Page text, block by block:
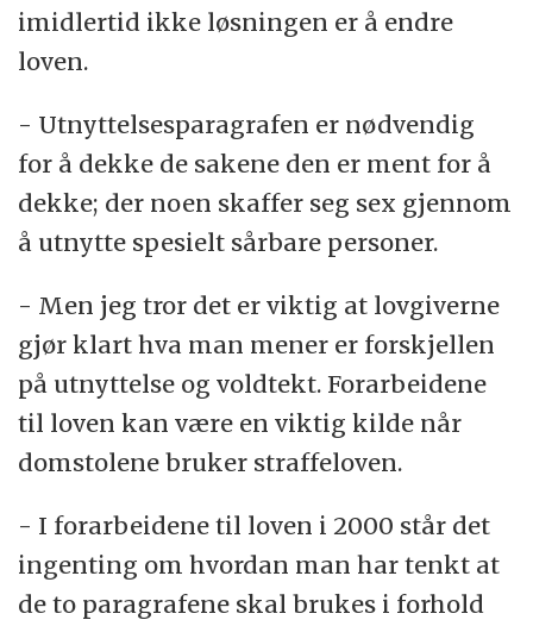
imidlertid ikke løsningen er å endre
loven.
- Utnyttelsesparagrafen er nødvendig
for å dekke de sakene den er ment for å
dekke; der noen skaffer seg sex gjennom
å utnytte spesielt sårbare personer.
- Men jeg tror det er viktig at lovgiverne
gjør klart hva man mener er forskjellen
på utnyttelse og voldtekt. Forarbeidene
til loven kan være en viktig kilde når
domstolene bruker straffeloven.
- I forarbeidene til loven i 2000 står det
ingenting om hvordan man har tenkt at
de to paragrafene skal brukes i forhold